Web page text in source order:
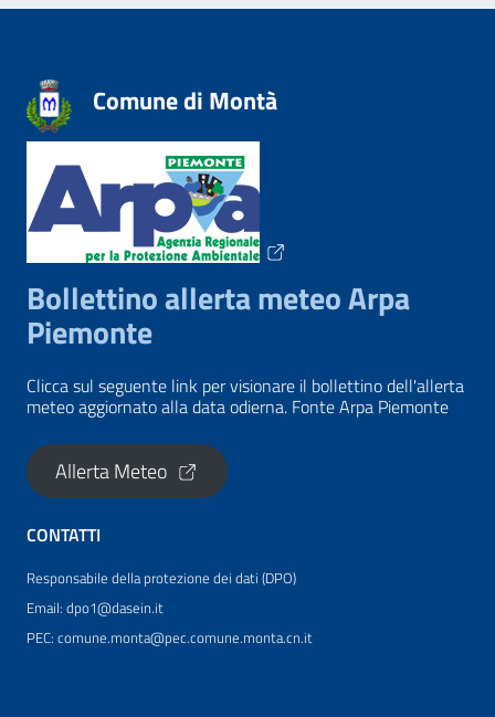
Comune di Montà
Bollettino allerta meteo Arpa
Piemonte
Clicca sul seguente link per visionare il bollettino dell'allerta
meteo aggiornato alla data odierna. Fonte Arpa Piemonte
Allerta Meteo
CONTATTI
Responsabile della protezione dei dati (DPO)
Email: dpo1@dasein.it
PEC: comune.monta@pec.comune.monta.cn.it